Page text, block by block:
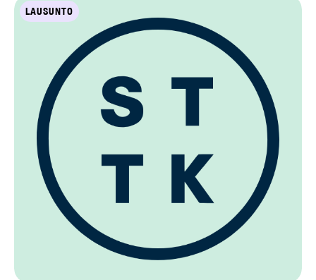
LAUSUNTO